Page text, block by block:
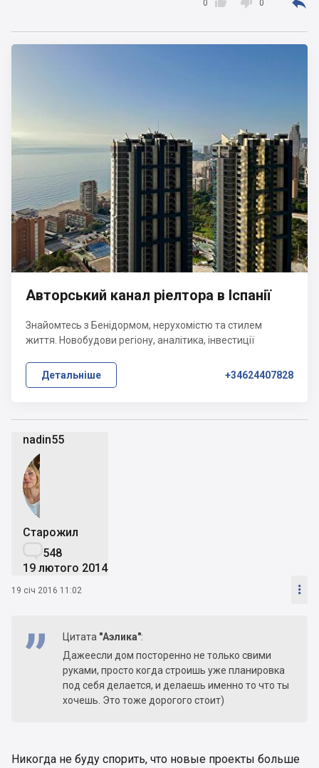

0  0
nadin55
Старожил
548
19 лютого 2014
19 січ 2016 11:02 
Цитата "Аэлика":
Дажеесли дом посторенно не только свими
руками, просто когда строишь уже планировка
под себя делается, и делаешь именно то что ты
хочешь. Это тоже дорогого стоит)
Никогда не буду спорить, что новые проекты больше
Авторський канал ріелтора в Іспанії
Знайомтесь з Бенідормом, нерухомістю та стилем
життя. Новобудови регіону, аналітика, інвестиції
Детальніше +34624407828